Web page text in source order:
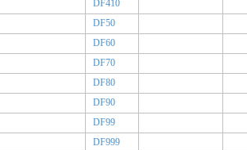
DF410
DF50
DF60
DF70
DF80
DF90
DF99
DF999